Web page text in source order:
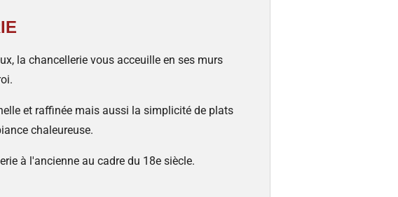
la chancellerie vous acceuille en ses murs
et raffinée mais aussi la simplicité de plats
chaleureuse.
à l'ancienne au cadre du 18e siècle.